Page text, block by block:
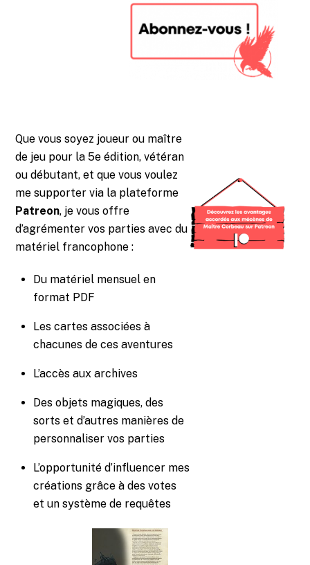
Que vous soyez joueur ou maître
de jeu pour la 5e édition, vétéran
ou débutant, et que vous voulez
me supporter via la plateforme
Patreon, je vous offre
d’agrémenter vos parties avec du
matériel francophone :
Du matériel mensuel en
format PDF
Les cartes associées à
chacunes de ces aventures
L’accès aux archives
Des objets magiques, des
sorts et d’autres manières de
personnaliser vos parties
L’opportunité d’influencer mes
créations grâce à des votes
et un système de requêtes